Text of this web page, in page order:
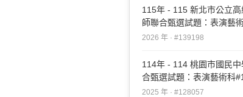
115年 - 115 新北市公立
師聯合甄選試題：表演藝
2026 年 · #139198
114年 - 114 桃園市國民
合甄選試題：表演藝術科
2025 年 · #128057